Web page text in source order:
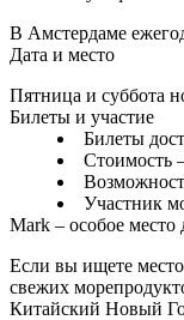
В Амстердаме
Дата и место
Пятница и суббота
Билеты и участие
Билеты
Стоимость
Участник
Mark – особое место
Если вы ищете
свежих
Китайский Новый